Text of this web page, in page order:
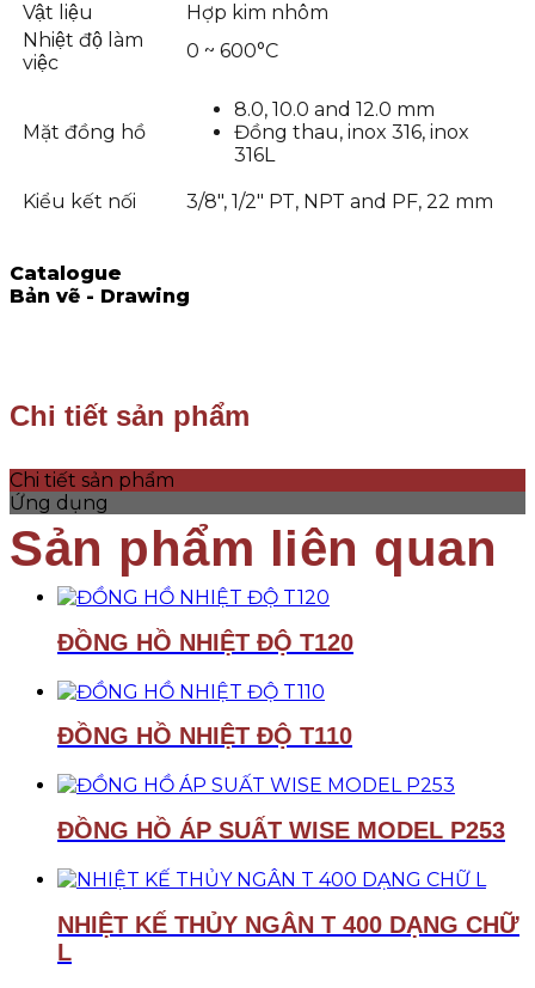
Vật liệu
Hợp kim nhôm
Nhiệt độ làm
việc
0 ~ 600°C
Mặt đồng hồ
8.0, 10.0 and 12.0 mm
Đồng thau, inox 316, inox
316L
Kiểu kết nối 3/8″, 1/2″ PT, NPT and PF, 22 mm
Catalogue
Bản vẽ - Drawing
Chi tiết sản phẩm
Chi tiết sản phẩm
Ứng dụng
ĐỒNG HỒ NHIỆT ĐỘ T120
ĐỒNG HỒ NHIỆT ĐỘ T110
ĐỒNG HỒ ÁP SUẤT WISE MODEL P253
NHIỆT KẾ THỦY NGÂN T 400 DẠNG CHỮ
L